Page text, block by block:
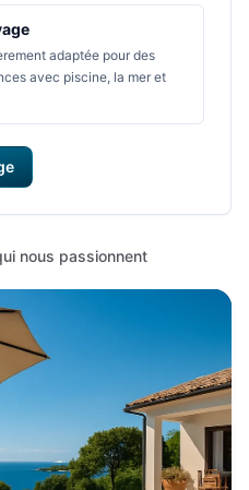
adaptée pour des
avec piscine, la mer et
nous passionnent